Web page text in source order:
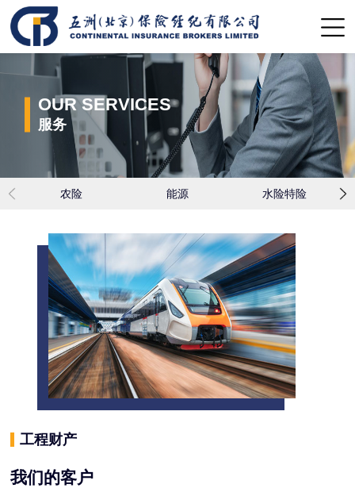
OUR SERVICES
服务
农险 能源 水险特险
工程财产
我们的客户